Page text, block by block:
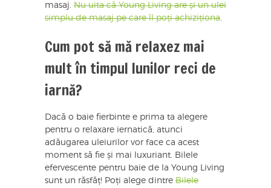
masaj. Nu uita că Young Living are și un ulei
simplu de masaj pe care îl poți achiziționa
Cum pot să mă relaxez mai
mult în timpul lunilor reci de
iarnă?
Dacă o baie fierbinte e prima ta alegere
pentru o relaxare iernatică, atunci
adăugarea uleiurilor vor face ca acest
moment să fie și mai luxuriant. Bilele
efervescente pentru baie de la Young Living
sunt un răsfăț! Poți alege dintre Bilele